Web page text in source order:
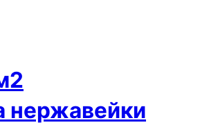
нержавейки